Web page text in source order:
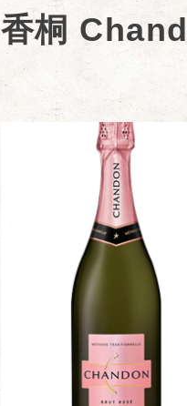
香桐